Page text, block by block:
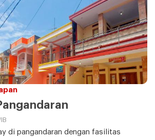
di pangandaran dengan fasilitas